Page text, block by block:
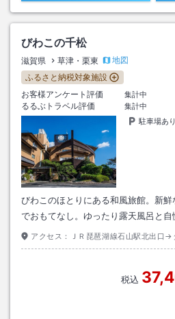
びわこの千松
滋賀県 草津・栗東
地図
ふるさと納税対象施設
お客様アンケート評価
集計中
るるぶトラベル評価
集計中
駐車場あり
びわこのほとりにある和風旅館。新
でおもてなし。ゆったり露天風呂と自
アクセス： ＪＲ琵琶湖線石山駅北出口
税込